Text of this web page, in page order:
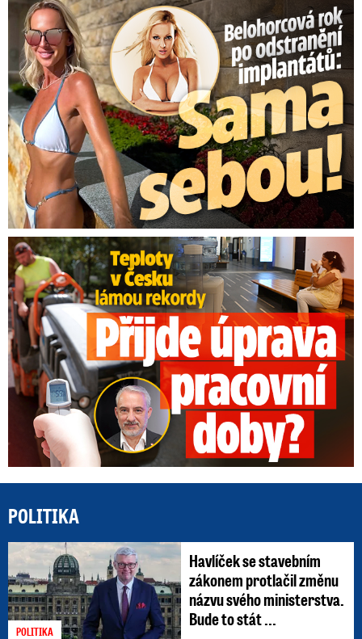
Belohorcová rok po odstranění implantátů: Konečně sama sebou
Teploty v Česku lámou rekordy: Přijde úprava pracovní doby?
POLITIKA
POLITIKA
Havlíček se stavebním
zákonem protlačil změnu
názvu svého ministerstva.
Bude to stát ...